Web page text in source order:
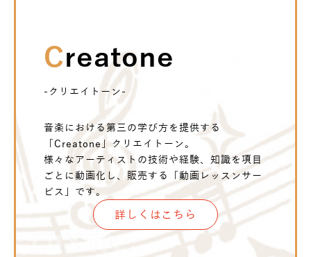
Creatone
-クリエイトーン-
音楽における第三の学び方を提供する
「Creatone」クリエイトーン。
様々なアーティストの技術や経験、知識を項目
ごとに動画化し、販売する「動画レッスンサー
ビス」です。
詳しくはこちら